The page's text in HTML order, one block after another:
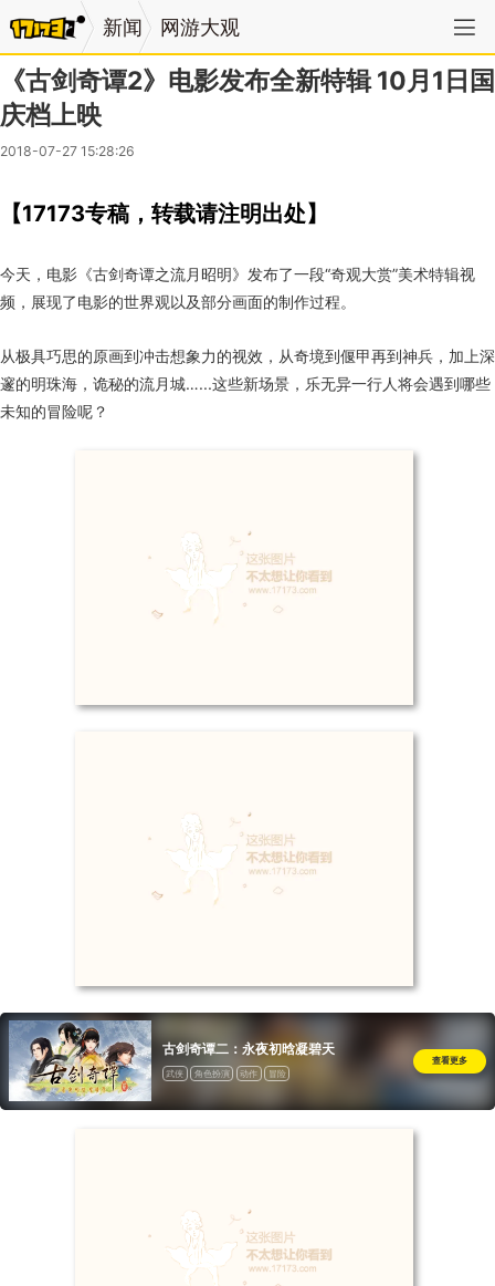
新闻 网游大观
《古剑奇谭2》电影发布全新特辑 10月1日国
庆档上映
2018-07-27 15:28:26
【17173专稿，转载请注明出处】
今天，电影《古剑奇谭之流月昭明》发布了一段“奇观大赏”美术特辑视
频，展现了电影的世界观以及部分画面的制作过程。
从极具巧思的原画到冲击想象力的视效，从奇境到偃甲再到神兵 ，加上深
邃的明珠海，诡秘的流月城…...这些新场景，乐无异一行人将会遇到哪些
未知的冒险呢？
古剑奇谭二：永夜初晗凝碧天
武侠 角色扮演 动作 冒险
查看更多